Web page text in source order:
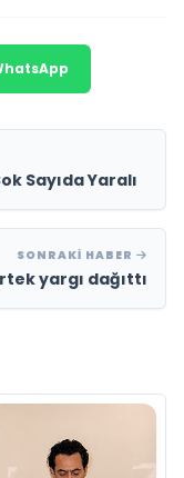
Sayıda Yaralı
SONRAKI HABER
yargı dağıttı